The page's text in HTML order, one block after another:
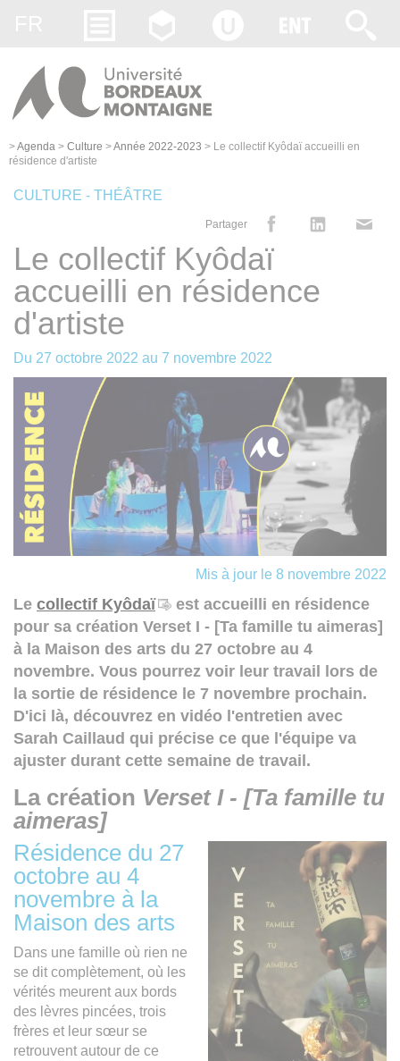
>Agenda > Culture >Année 2022-2023 > Le collectif Kyôdaï accueilli en
résidence d'artiste
CULTURE - THÉÂTRE
Partager
Le collectif Kyôdaï
accueilli en résidence
d'artiste
Du 27 octobre 2022 au 7 novembre 2022
Mis à jour le 8 novembre 2022
Le collectif Kyôdaï
est accueilli en résidence
pour sa création Verset I - [Ta famille tu aimeras]
à la Maison des arts du 27 octobre au 4
novembre. Vous pourrez voir leur travail lors de
la sortie de résidence le 7 novembre prochain.
D'ici là, découvrez en vidéo l'entretien avec
Sarah Caillaud qui précise ce que l'équipe va
ajuster durant cette semaine de travail.
La création Verset I - [Ta famille tu
aimeras]
Résidence du 27
octobre au 4
novembre à la
Maison des arts
Dans une famille où rien ne
se dit complètement, où les
vérités meurent aux bords
des lèvres pincées, trois
frères et leur sœur se
retrouvent autour de ce